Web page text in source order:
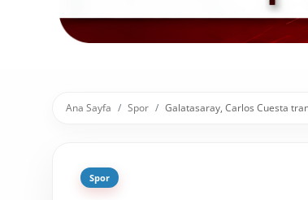
Resmi Reklamlar
Ana Sayfa Spor Galatasaray, Carlos Cuesta
Spor